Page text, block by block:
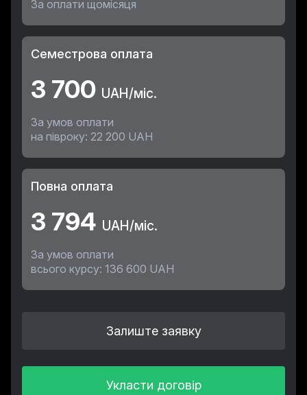
За оплати щомісяця
Семестрова оплата
3 700 UAH/міс.
За умов оплати
на півроку: 22 200 UAH
Повна оплата
3 794 UAH/міс.
За умов оплати
всього курсу: 136 600 UAH
Залиште заявку
Укласти договір